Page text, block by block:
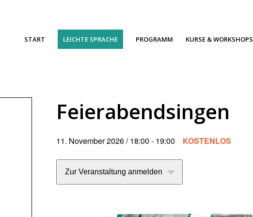
START LEICHTE SPRACHE PROGRAMM KURSE & WORKSHOPS
Feierabendsingen
11. November 2026 / 18:00 - 19:00 KOSTENLOS
Zur Veranstaltung anmelden